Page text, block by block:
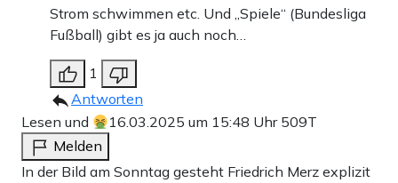
Strom schwimmen etc. Und „Spiele“ (Bundesliga
Fußball) gibt es ja auch noch…
1
Antworten
Lesen und
16.03.2025 um 15:48 Uhr 509T
Melden
In der Bild am Sonntag gesteht Friedrich Merz explizit